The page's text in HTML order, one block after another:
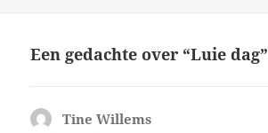
Een gedachte over “Luie dag”
Tine Willems